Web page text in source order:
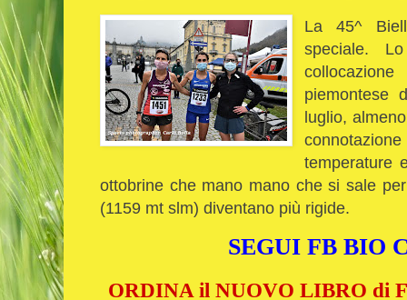
La 45^
speciale.
piemontese
luglio,
temperature
ottobrine che mano mano che si sale
(1159 mt slm) diventano più rigide.
SEGUI FB BIO
ORDINA il NUOVO LIBRO di